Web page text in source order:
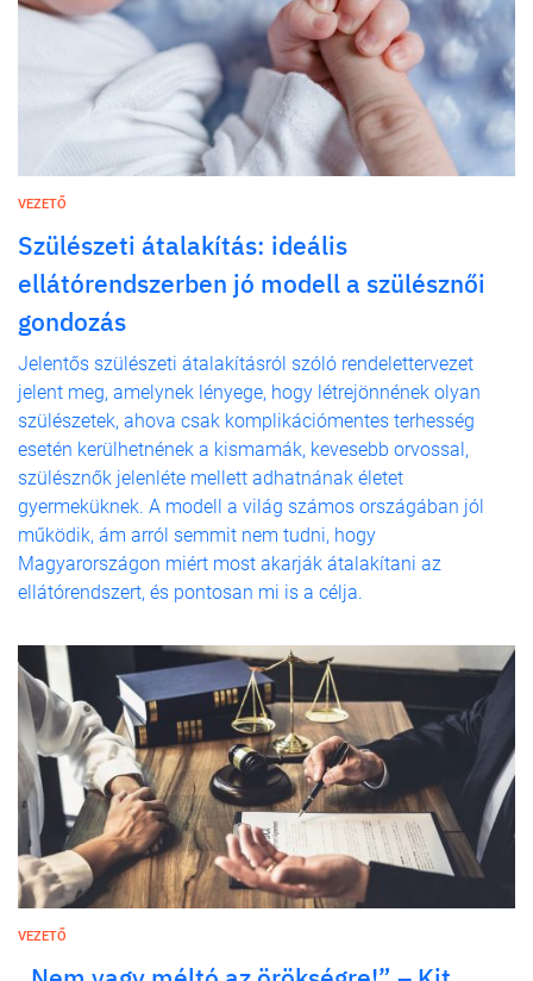
VEZETŐ
Szülészeti átalakítás: ideális
ellátórendszerben jó modell a szülésznői
gondozás
Jelentős szülészeti átalakításról szóló rendelettervezet
jelent meg, amelynek lényege, hogy létrejönnének olyan
szülészetek, ahova csak komplikációmentes terhesség
esetén kerülhetnének a kismamák, kevesebb orvossal,
szülésznők jelenléte mellett adhatnának életet
gyermeküknek. A modell a világ számos országában jól
működik, ám arról semmit nem tudni, hogy
Magyarországon miért most akarják átalakítani az
ellátórendszert, és pontosan mi is a célja.
VEZETŐ